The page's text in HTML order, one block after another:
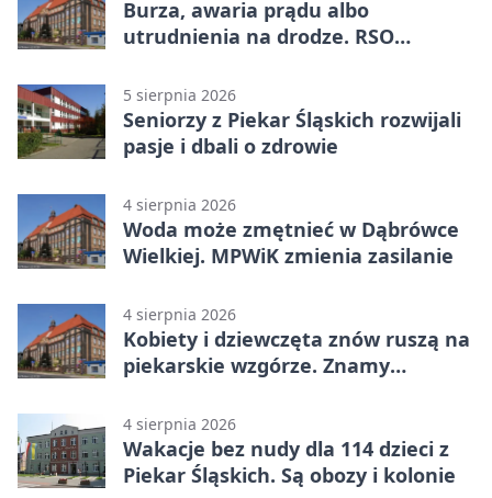
Burza, awaria prądu albo
utrudnienia na drodze. RSO
5 sierpnia 2026
Seniorzy z Piekar Śląskich rozwijali
pasje i dbali o zdrowie
4 sierpnia 2026
Woda może zmętnieć w Dąbrówce
Wielkiej. MPWiK zmienia zasilanie
4 sierpnia 2026
Kobiety i dziewczęta znów ruszą na
piekarskie wzgórze. Znamy
4 sierpnia 2026
Wakacje bez nudy dla 114 dzieci z
Piekar Śląskich. Są obozy i kolonie